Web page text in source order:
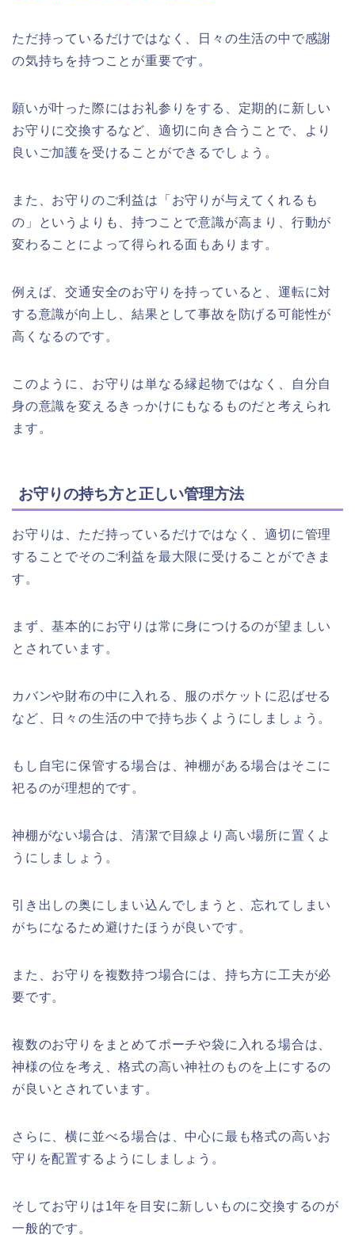
ただ持っているだけではなく、日々の生活の中で感謝
の気持ちを持つことが重要です。
願いが叶った際にはお礼参りをする、定期的に新しい
お守りに交換するなど、適切に向き合うことで、より
良いご加護を受けることができるでしょう。
また、お守りのご利益は「お守りが与えてくれるも
の」というよりも、持つことで意識が高まり、行動が
変わることによって得られる面もあります。
例えば、交通安全のお守りを持っていると、運転に対
する意識が向上し、結果として事故を防げる可能性が
高くなるのです。
このように、お守りは単なる縁起物ではなく、自分自
身の意識を変えるきっかけにもなるものだと考えられ
ます。
お守りの持ち方と正しい管理方法
お守りは、ただ持っているだけではなく、適切に管理
することでそのご利益を最大限に受けることができま
す。
まず、基本的にお守りは常に身につけるのが望ましい
とされています。
カバンや財布の中に入れる、服のポケットに忍ばせる
など、日々の生活の中で持ち歩くようにしましょう。
もし自宅に保管する場合は、神棚がある場合はそこに
祀るのが理想的です。
神棚がない場合は、清潔で目線より高い場所に置くよ
うにしましょう。
引き出しの奥にしまい込んでしまうと、忘れてしまい
がちになるため避けたほうが良いです。
また、お守りを複数持つ場合には、持ち方に工夫が必
要です。
複数のお守りをまとめてポーチや袋に入れる場合は、
神様の位を考え、格式の高い神社のものを上にするの
が良いとされています。
さらに、横に並べる場合は、中心に最も格式の高いお
守りを配置するようにしましょう。
そしてお守りは1年を目安に新しいものに交換するのが
一般的です。